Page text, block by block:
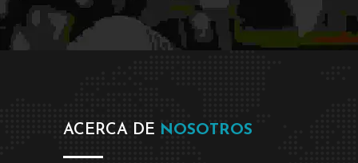
ACERCA DE NOSOTROS